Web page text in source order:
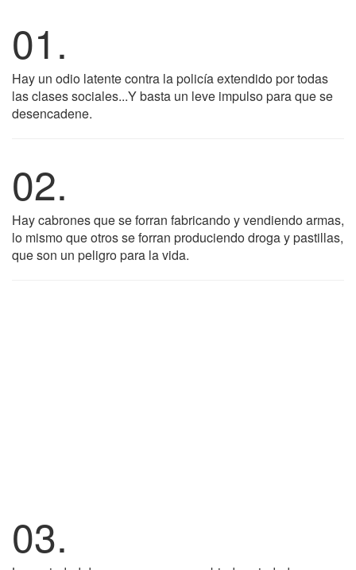
01.
Hay un odio latente contra la policía extendido por todas
las clases sociales...Y basta un leve impulso para que se
desencadene.
02.
Hay cabrones que se forran fabricando y vendiendo armas,
lo mismo que otros se forran produciendo droga y pastillas,
que son un peligro para la vida.
03.